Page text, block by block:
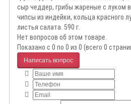
сыр чеддер, грибы жареные с луком
чипсы из индейки, кольца красного
листья салата. 590 г.
Нет вопросов об этом товаре.
Показано с 0 по 0 из 0 (всего 0
Написать вопрос